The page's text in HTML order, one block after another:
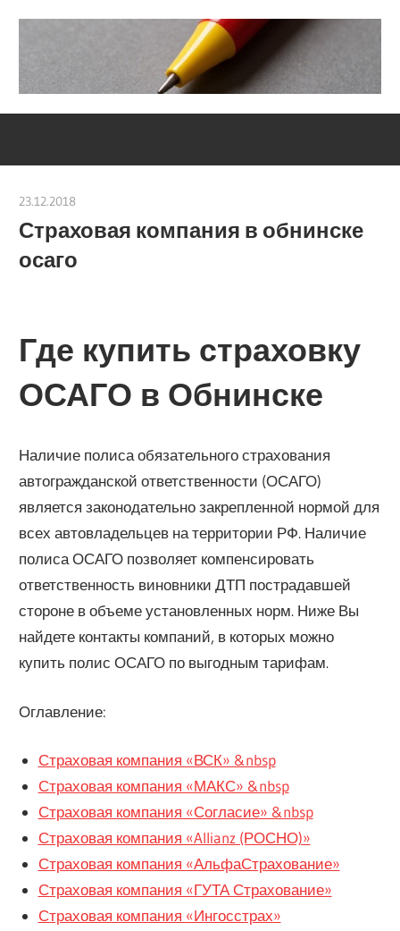
23.12.2018
Страховая компания в обнинске
осаго
Где купить страховку
ОСАГО в Обнинске
Наличие полиса обязательного страхования
автогражданской ответственности (ОСАГО)
является законодательно закрепленной нормой для
всех автовладельцев на территории РФ. Наличие
полиса ОСАГО позволяет компенсировать
ответственность виновники ДТП пострадавшей
стороне в объеме установленных норм. Ниже Вы
найдете контакты компаний, в которых можно
купить полис ОСАГО по выгодным тарифам.
Оглавление:
Страховая компания «ВСК» &nbsp
Страховая компания «МАКС» &nbsp
Страховая компания «Согласие» &nbsp
Страховая компания «Allianz (РОСНО)»
Страховая компания «АльфаСтрахование»
Страховая компания «ГУТА Страхование»
Страховая компания «Ингосстрах»